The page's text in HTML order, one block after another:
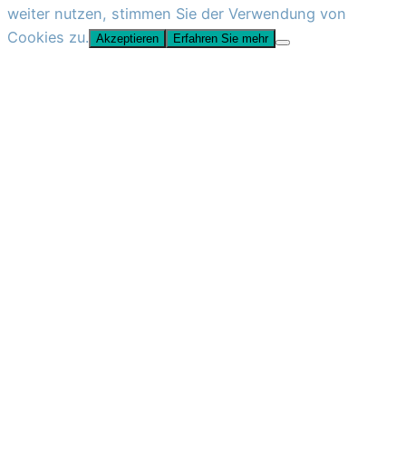
weiter nutzen, stimmen Sie der Verwendung von
Cookies zu. Akzeptieren Erfahren Sie mehr